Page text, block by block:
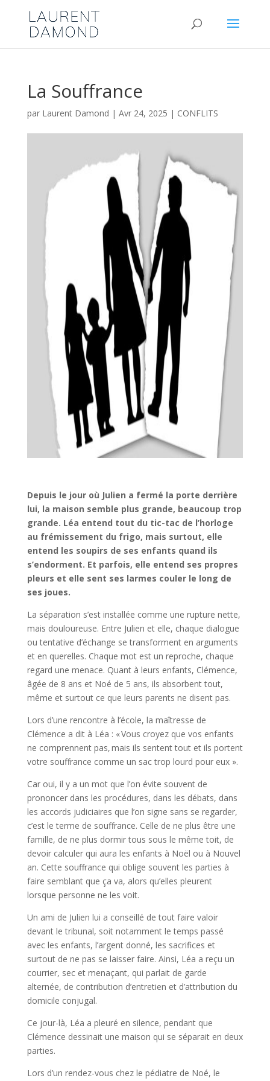
La Souffrance
par Laurent Damond | Avr 24, 2025 | CONFLITS
Depuis le jour où Julien a fermé la porte derrière
lui, la maison semble plus grande, beaucoup trop
grande. Léa entend tout du tic-tac de l’horloge
au frémissement du frigo, mais surtout, elle
entend les soupirs de ses enfants quand ils
s’endorment. Et parfois, elle entend ses propres
pleurs et elle sent ses larmes couler le long de
ses joues.
La séparation s’est installée comme une rupture nette,
mais douloureuse. Entre Julien et elle, chaque dialogue
ou tentative d’échange se transforment en arguments
et en querelles. Chaque mot est un reproche, chaque
regard une menace. Quant à leurs enfants, Clémence,
âgée de 8 ans et Noé de 5 ans, ils absorbent tout,
même et surtout ce que leurs parents ne disent pas.
Lors d’une rencontre à l’école, la maîtresse de
Clémence a dit à Léa : « Vous croyez que vos enfants
ne comprennent pas, mais ils sentent tout et ils portent
votre souffrance comme un sac trop lourd pour eux ».
Car oui, il y a un mot que l’on évite souvent de
prononcer dans les procédures, dans les débats, dans
les accords judiciaires que l’on signe sans se regarder,
c’est le terme de souffrance. Celle de ne plus être une
famille, de ne plus dormir tous sous le même toit, de
devoir calculer qui aura les enfants à Noël ou à Nouvel
an. Cette souffrance qui oblige souvent les parties à
faire semblant que ça va, alors qu’elles pleurent
lorsque personne ne les voit.
Un ami de Julien lui a conseillé de tout faire valoir
devant le tribunal, soit notamment le temps passé
avec les enfants, l’argent donné, les sacrifices et
surtout de ne pas se laisser faire. Ainsi, Léa a reçu un
courrier, sec et menaçant, qui parlait de garde
alternée, de contribution d’entretien et d’attribution du
domicile conjugal.
Ce jour-là, Léa a pleuré en silence, pendant que
Clémence dessinait une maison qui se séparait en deux
parties.
Lors d’un rendez-vous chez le pédiatre de Noé, le